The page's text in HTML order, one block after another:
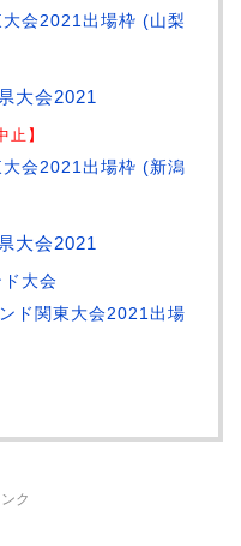
会2021出場枠 (山梨
大会2021
止】
会2021出場枠 (新潟
大会2021
大会
ド関東大会2021出場
ク